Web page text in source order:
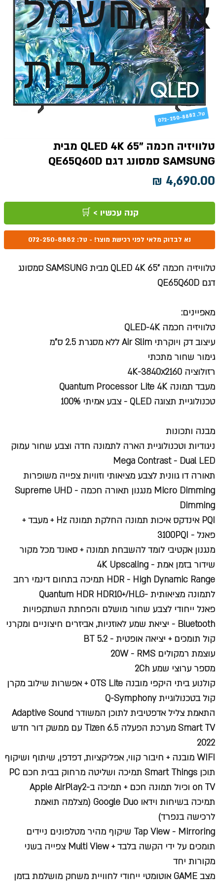
או דגם
לבית
טלוויזיה חכמה "65 QLED 4K מבית
SAMSUNG סמסונג דגם QE65Q60D
קנה עכשיו > 🛒
נא לבדוק מלאי לפני רכישת מוצר! - טל: 072-250-8882
טלוויזיה חכמה "65 QLED 4K מבית SAMSUNG סמסונג
דגם QE65Q60D
מאפיינים:
טלוויזיה חכמה QLED-4K
עיצוב דק ויוקרתי Air Slim ללא מסגרת 2.5 ס"מ
גימור שחור מתכתי
רזולוציה 4K-3840x2160
מעבד תמונה Quantum Processor Lite 4K
טכנולוגיית תצוגה QLED - צבע אמיתי 100%
מבנה ותכונות
ניגודיות וטכנולוגיית הארה לתמונה חדה וצבע שחור עמוק
Mega Contrast - Dual LED
תאורה דו גוונית לצבע מציאותי וזוויות צפייה משופרות
Micro Dimming מנגנון תאורה חכמה - Supreme UHD
Dimming
PQI אינדקס איכות תמונה החלקת תמונה Hz + מעבד +
פאנל - 3100PQI
מנגנון אקטיבי לומד להשבחת תמונה + סאונד מכל מקור
שידור בזמן אמת - 4K Upscaling
HDR - High Dynamic Range תמיכה בתחום דינמי רחב
לתמונה מציאותית -Quantum HDR HDR10+/HLG
פאנל ייחודי לצבע שחור מושלם והפחתת השתקפויות
Bluetooth - יציאת שמע לאוזניות, אביזרים חיצוניים ומקרני
קול תומכים + יציאה אופטית - BT 5.2
עוצמת רמקולים 20W - RMS
מספר ערוצי שמע 2Ch
קולנוע ביתי היקפי מובנה OTS Lite + אפשרות שילוב מקרן
קול בטכנולוגיית Q-Symphony
התאמת צליל אדפטיבית לתוכן המשודר Adaptive Sound
Smart TV מערכת הפעלה 6.5 Tizen עם ממשק דור חדש
2022
WIFI מובנה + חיבור קווי, אפליקציות, דפדפן, שיתוף ושיקוף
תוכן Smart Things תמיכה ושליטה מרחוק בבית חכם PC
on TV וכיול תמונה חכם + תמיכה ב-Apple AirPlay2
תמיכה בשיחות וידאו Google Duo (מצלמה תואמת
לרכישה בנפרד)
Tap View - Mirroring שיקוף מהיר מטלפונים ניידים
תומכים על ידי הקשה בלבד + Multi View צפייה בשני
מקורות יחד
מצב GAME אוטומטי ייחודי לחוויית משחק מושלמת בזמן
072-250-8882 .טל